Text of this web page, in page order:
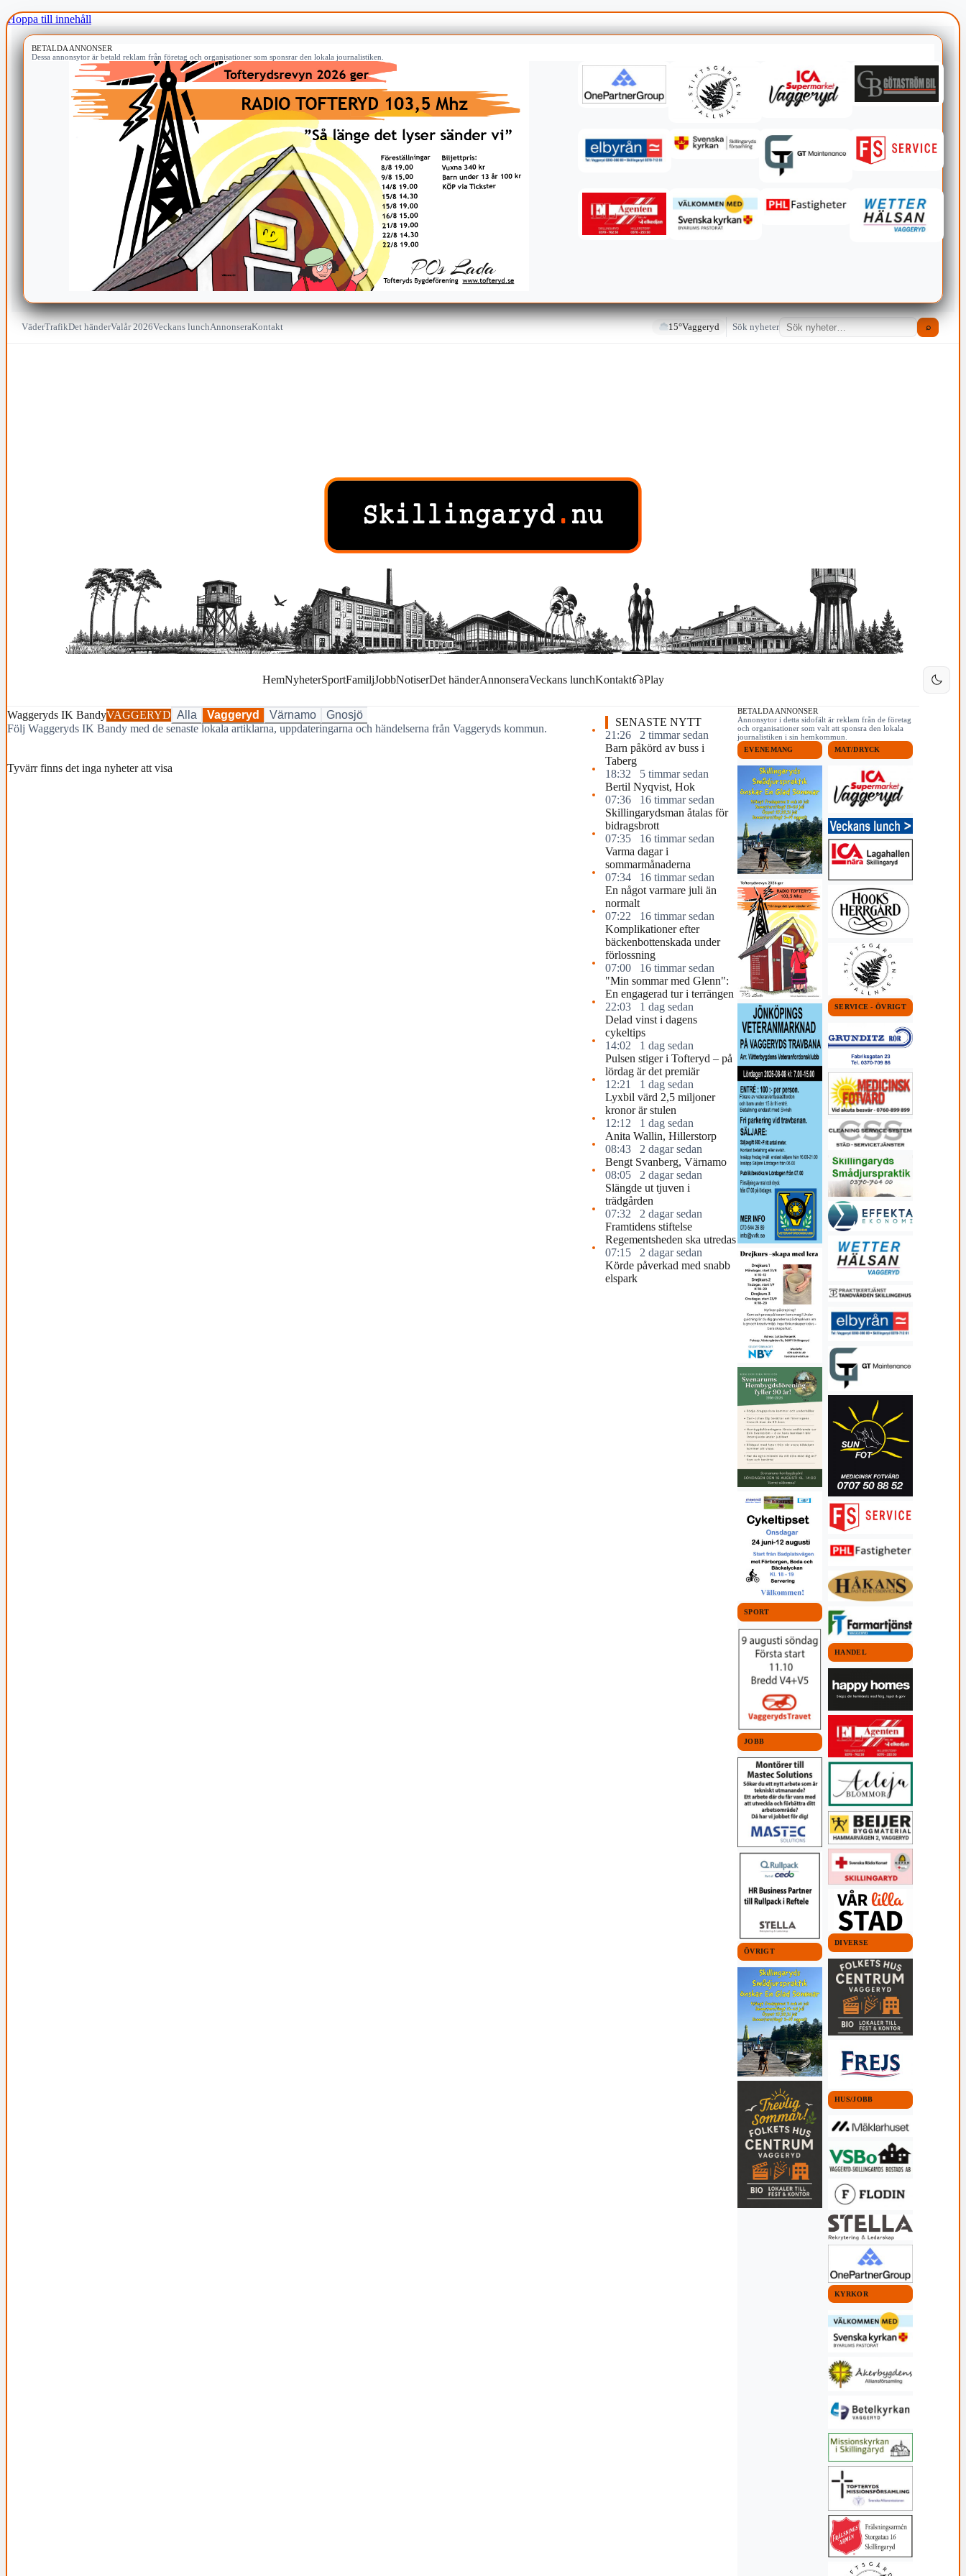
Hoppa till innehåll
BETALDA ANNONSER
Dessa annonsytor är betald reklam från företag och organisationer som sponsrar den lokala journalistiken.
VäderTrafikDet händerValår 2026Veckans lunchAnnonseraKontakt 15°Vaggeryd Sök nyheter ⌕
HemNyheterSportFamiljJobbNotiserDet händerAnnonseraVeckans lunchKontakt Play
Waggeryds IK BandyVAGGERYD Alla Vaggeryd Värnamo
Gnosjö
Följ Waggeryds IK Bandy med de senaste lokala artiklarna, uppdateringarna och händelserna från Vaggeryds kommun.
Tyvärr finns det inga nyheter att visa
SENASTE NYTT
21:26
2 timmar sedan
Barn påkörd av buss i
Taberg
18:32
5 timmar sedan
Bertil Nyqvist, Hok
07:36
16 timmar sedan
Skillingarydsman åtalas för
bidragsbrott
07:35
16 timmar sedan
Varma dagar i
sommarmånaderna
07:34
16 timmar sedan
En något varmare juli än
normalt
07:22
16 timmar sedan
Komplikationer efter
bäckenbottenskada under
förlossning
07:00
16 timmar sedan
"Min sommar med Glenn":
En engagerad tur i terrängen
22:03
1 dag sedan
Delad vinst i dagens
cykeltips
14:02
1 dag sedan
Pulsen stiger i Tofteryd – på
lördag är det premiär
12:21
1 dag sedan
Lyxbil värd 2,5 miljoner
kronor är stulen
12:12
1 dag sedan
Anita Wallin, Hillerstorp
08:43
2 dagar sedan
Bengt Svanberg, Värnamo
08:05
2 dagar sedan
Slängde ut tjuven i
trädgården
07:32
2 dagar sedan
Framtidens stiftelse
Regementsheden ska utredas
07:15
2 dagar sedan
Körde påverkad med snabb
elspark
BETALDA ANNONSER
Annonsytor i detta sidofält är reklam från de företag
och organisationer som valt att sponsra den lokala
journalistiken i sin hemkommun.
EVENEMANG
SPORT
JOBB
ÖVRIGT
MAT/DRYCK
SERVICE - ÖVRIGT
HANDEL
DIVERSE
HUS/JOBB
KYRKOR